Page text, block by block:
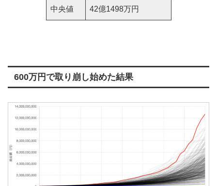
中央値 42億1498万円
600万円で取り崩し始めた結果